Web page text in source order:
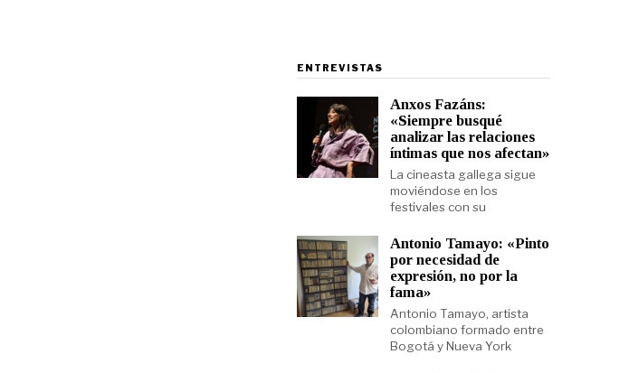
ENTREVISTAS
Anxos Fazáns:
«Siempre busqué
analizar las relaciones
íntimas que nos afectan»
La cineasta gallega sigue
moviéndose en los
festivales con su
Antonio Tamayo: «Pinto
por necesidad de
expresión, no por la
fama»
Antonio Tamayo, artista
colombiano formado entre
Bogotá y Nueva York